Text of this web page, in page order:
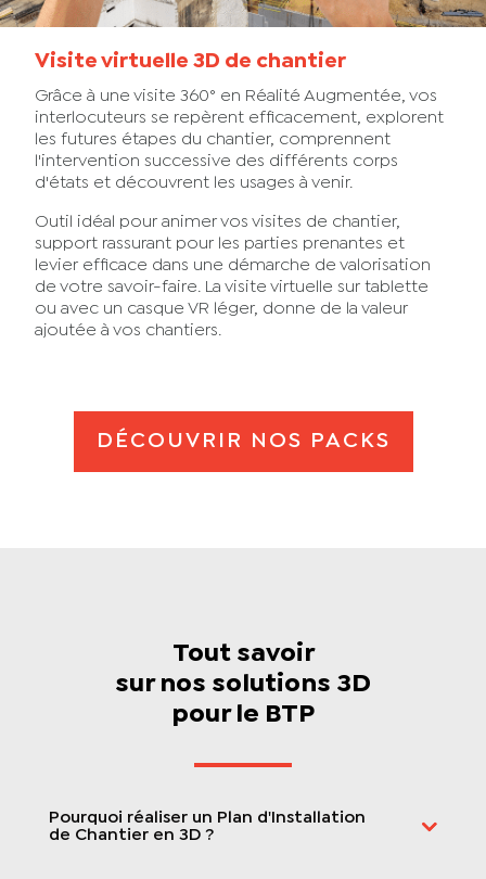
Visite virtuelle 3D de chantier
Grâce à une visite 360° en Réalité Augmentée, vos
interlocuteurs se repèrent efficacement, explorent
les futures étapes du chantier, comprennent
l'intervention successive des différents corps
d'états et découvrent les usages à venir.
Outil idéal pour animer vos visites de chantier,
support rassurant pour les parties prenantes et
levier efficace dans une démarche de valorisation
de votre savoir-faire. La visite virtuelle sur tablette
ou avec un casque VR léger, donne de la valeur
ajoutée à vos chantiers.
DÉCOUVRIR NOS PACKS
Tout savoir
sur nos solutions 3D
pour le BTP
Pourquoi réaliser un Plan d'Installation
de Chantier en 3D ?